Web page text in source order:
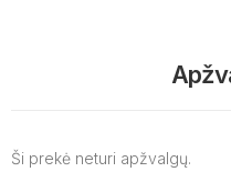
Ši prekė neturi apžvalgų.